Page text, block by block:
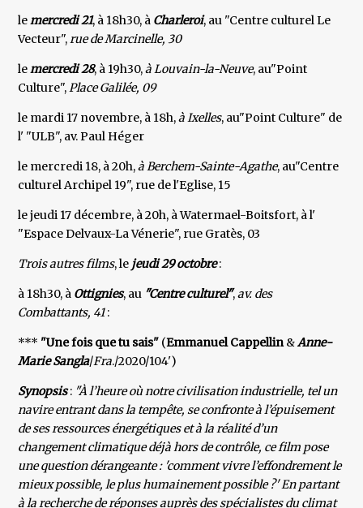
lemercredi 21, à 18h30, à Charleroi, au "Centre culturel Le
Vecteur",rue de Marcinelle, 30
lemercredi 28, à 19h30,à Louvain-la-Neuve, au"Point
Culture",Place Galilée, 09
le mardi 17 novembre, à 18h,à Ixelles, au"Point Culture" de
l' "ULB", av. Paul Héger
le mercredi 18, à 20h,à Berchem-Sainte-Agathe, au"Centre
culturel Archipel 19", rue de l'Eglise, 15
le jeudi 17 décembre, à 20h, à Watermael-Boitsfort, à l'
"Espace Delvaux-La Vénerie", rue Gratès, 03
Trois autres films, le jeudi 29 octobre:
à 18h30, à Ottignies, au "Centre culturel",av. des
Combattants, 41:
*** "Une fois que tu sais" (Emmanuel Cappellin&Anne-
Marie Sangla/Fra./2020/104')
Synopsis: "À l’heure où notre civilisation industrielle, tel un
navire entrant dans la tempête, se confronte à l’épuisement
de ses ressources énergétiques et à la réalité d’un
changement climatique déjà hors de contrôle, ce film pose
une question dérangeante : 'comment vivre l’effondrement le
mieux possible, le plus humainement possible ?' En partant
à la recherche de réponses auprès des spécialistes du climat